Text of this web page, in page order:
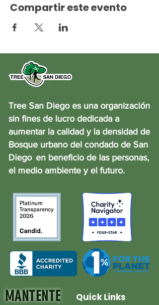
Compartir este evento
Tree San Diego es una organización
sin fines de lucro dedicada a
aumentar la calidad y la densidad de
Bosque urbano del condado de San
Diego en beneficio de las personas,
el medio ambiente y el futuro.
MANTENTE
Quick Links